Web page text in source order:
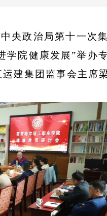
央政治局第十一次
学院健康发展”举办
建集团监事会主席